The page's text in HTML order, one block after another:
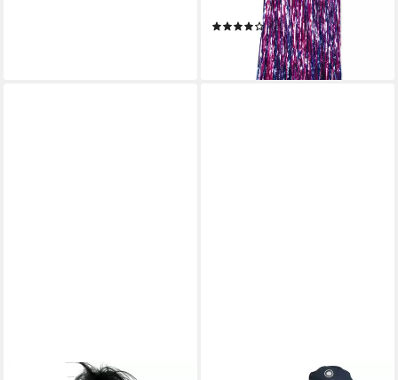
(1)
lieferbar - in 5-6 Werktagen bei dir